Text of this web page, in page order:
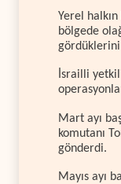
Yerel halkın
bölgede
gördüklerini
İsrailli
Mart ayı
komutanı
gönderdi.
Mayıs ayı